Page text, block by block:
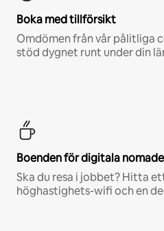
Boka med tillförsikt
Omdömen från vår pålitliga
stöd dygnet runt under din
Boenden för digitala
Ska du resa i jobbet? Hitta
höghastighets-wifi och en